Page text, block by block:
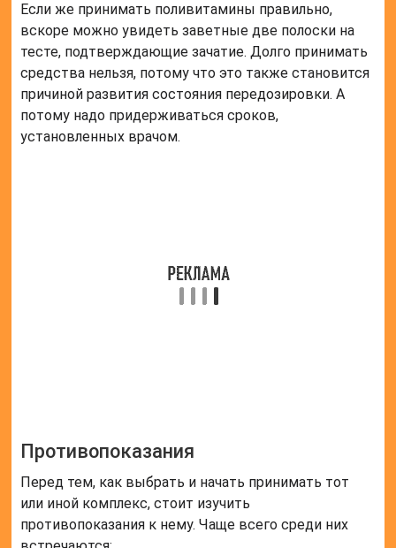
Если же принимать поливитамины правильно,
вскоре можно увидеть заветные две полоски на
тесте, подтверждающие зачатие. Долго принимать
средства нельзя, потому что это также становится
причиной развития состояния передозировки. А
потому надо придерживаться сроков,
установленных врачом.
нарушения процесса метаболизма;
заболевания сердечнососудистой системы.
При наличии хотя бы одного из указанных
состояний, стоит обратиться к врачу. Он должен